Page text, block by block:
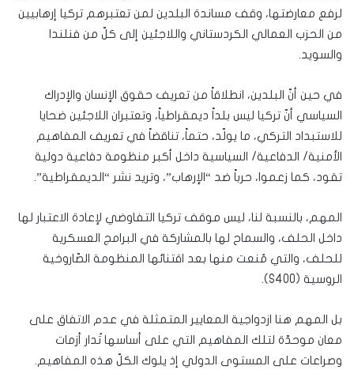
لرفع معارضتها، وقف مساندة البلدين لمن تعتبرهم تركيا إرهابيين
من الحزب العمالي الكردستاني واللاجئين إلى كلّ من فنلندا
والسويد.
في حين أنّ البلدين، انطلاقاً من تعريف حقوق الإنسان والإدراك
السياسي أنّ تركيا ليس بلداً ديمقراطياً، وتعتبران اللاجئين ضحايا
للاستبداد التركي، ما يولّد، حتماً، تناقضاً في تعريف المفاهيم
الأمنية/ الدفاعية/ السياسية داخل أكبر منظومة دفاعية دولية
تقود، كما زعموا، حرباً ضد “الإرهاب”، وتريد نشر “الديمقراطية”.
المهم، بالنسبة لنا، ليس موقف تركيا التفاوضي لإعادة الاعتبار لها
داخل الحلف، والسماح لها بالمشاركة في البرامج العسكرية
للحلف، والتي مُنعت منها بعد اقتنائها المنظومة الصّاروخية
الروسية (S400).
بل المهم هنا ازدواجية المعايير المتمثلة في عدم الاتفاق على
معان موحدّة لتلك المفاهيم التي على أساسها تُدار أزمات
وصراعات على المستوى الدولي إذ يلوك الكلّ هذه المفاهيم.